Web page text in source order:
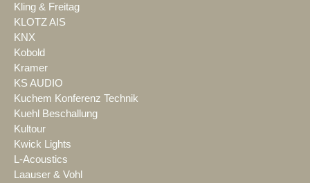
Kling & Freitag
KLOTZ AIS
KNX
Kobold
Kramer
KS AUDIO
Kuchem Konferenz Technik
Kuehl Beschallung
Kultour
Kwick Lights
L-Acoustics
Laauser & Vohl